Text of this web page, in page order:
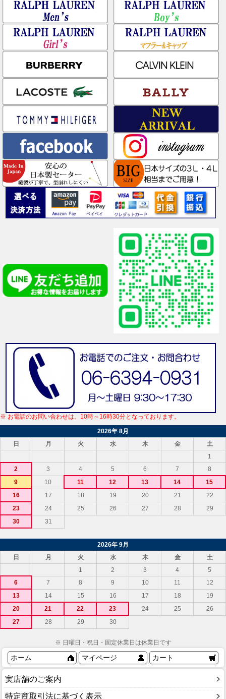
※ お電話のお問い合わせは、10時～16時30分となっております。
2026年 8月
日
月 火 水 木 金
土
1
2
3 4 5 6 7
8
9
10 11 12 13 14
15
16
17 18 19 20 21
22
23
24 25 26 27 28
29
30
31
2026年 9月
日
月 火 水 木 金
土
1
2 3 4
5
6
7 8 9 10 11
12
13
14 15 16 17 18
19
20
21 22 23 24 25
26
27
28 29 30
※ 日曜日・祝日・固定休業日は休業日です
ホーム マイページ カート
実店舗のご案内
特定商取引法に基づく表示